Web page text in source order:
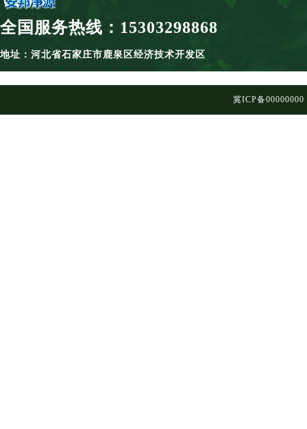
全国服务热线：15303298868
地址：河北省石家庄市鹿泉区经济技术开发区
冀ICP备00000000